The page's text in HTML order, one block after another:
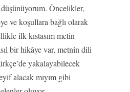
Öncelikler,
ve koşullara bağlı olarak
ilk kıstasım metin
bir hikâye var, metnin dili
yakalayabilecek
alacak mıyım gibi